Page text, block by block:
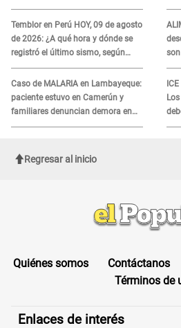
Temblor en Perú HOY, 09 de agosto
de 2026: ¿A qué hora y dónde se
registró el último sismo, según
IGP?
Caso de MALARIA en Lambayeque:
paciente estuvo en Camerún y
familiares denuncian demora en
tratamiento
Regresar al inicio
Quiénes somos Contáctanos
Términos de
Enlaces de interés